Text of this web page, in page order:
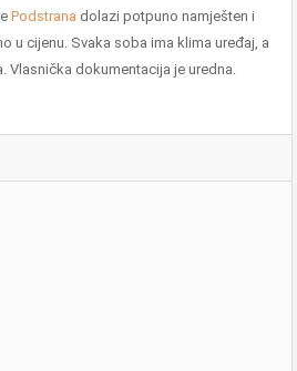
Podstrana dolazi potpuno namješten i
u cijenu. Svaka soba ima klima uređaj, a
Vlasnička dokumentacija je uredna.